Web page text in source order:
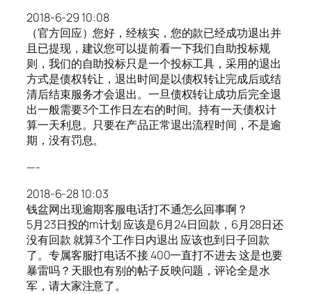
2018-6-29 10:08
（官方回应）您好，经核实，您的款已经成功退出并
且已提现，建议您可以提前看一下我们自助投标规
则，我们的自助投标只是一个投标工具，采用的退出
方式是债权转让，退出时间是以债权转让完成后或结
清后结束服务才会退出。一旦债权转让成功后完全退
出一般需要3个工作日左右的时间。持有一天债权计
算一天利息。只要在产品正常退出流程时间，不是逾
期，没有罚息。
—-
2018-6-28 10:03
钱盆网出现逾期客服电话打不通怎么回事啊？
5月23日投的m计划 应该是6月24日回款，6月28日还
没有回款 就算3个工作日内退出 应该也到日子回款
了。专属客服打电话不接 400一直打不进去 这是也要
暴雷吗？天眼也有别的帖子反映问题，评论全是水
军，请大家注意了。